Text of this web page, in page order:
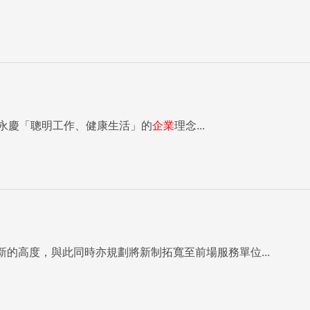
慶「聰明工作、健康生活」的企業理念...
高度，與此同時亦規劃將新制拓寬至前場服務單位...